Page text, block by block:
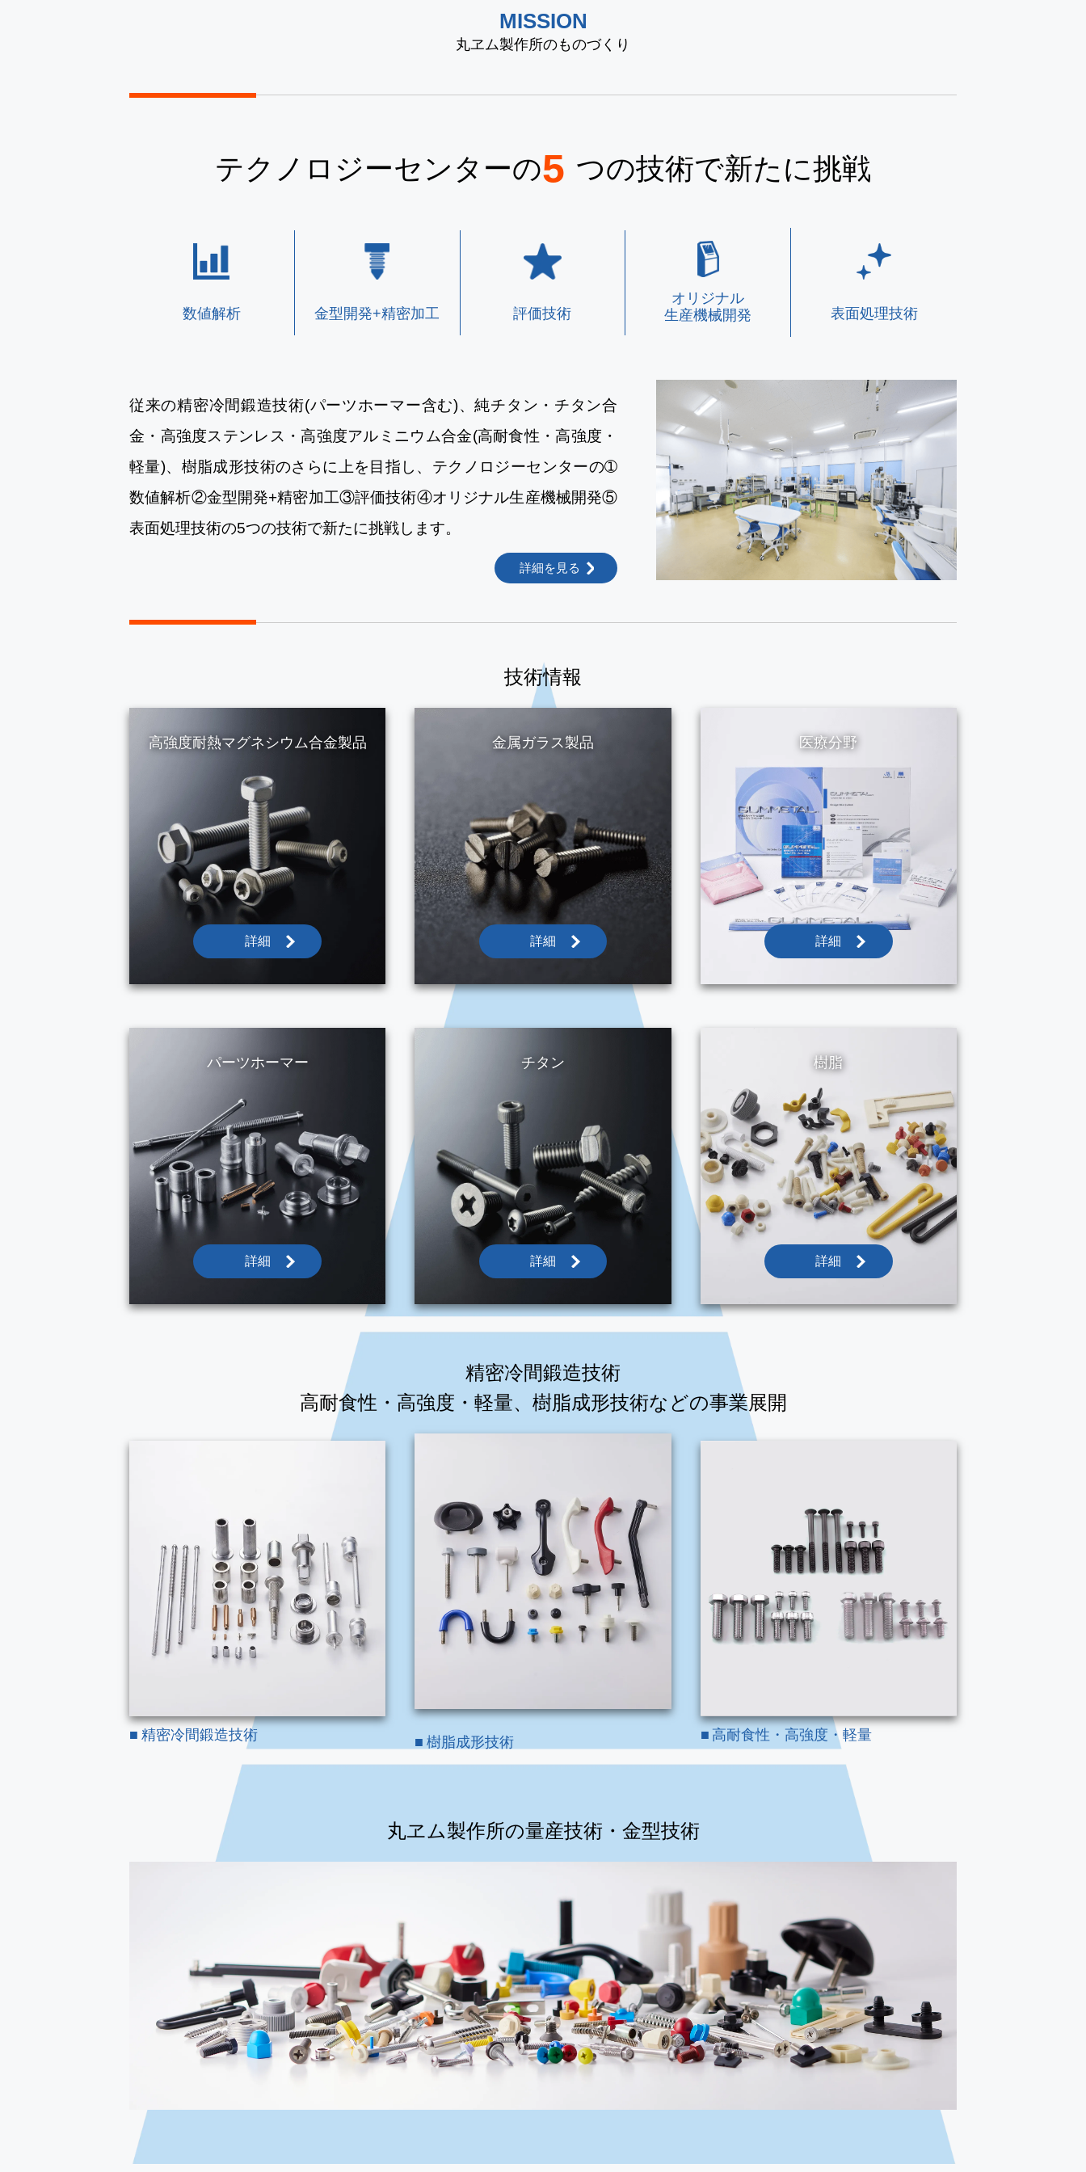
MISSION
丸ヱム製作所のものづくり
テクノロジーセンターの5 つの技術で新たに挑戦
数値解析 金型開発+精密加工 評価技術
オリジナル
生産機械開発
表面処理技術
従来の精密冷間鍛造技術(パーツホーマー含む)、純チタン・チタン合
金・高強度ステンレス・高強度アルミニウム合金(高耐食性・高強度・
軽量)、樹脂成形技術のさらに上を目指し、テクノロジーセンターの➀
数値解析②金型開発+精密加工③評価技術④オリジナル生産機械開発⑤
表面処理技術の5つの技術で新たに挑戦します。
詳細を見る
技術情報
高強度耐熱マグネシウム合金製品
詳細
金属ガラス製品
詳細
医療分野
詳細
パーツホーマー
詳細
チタン
詳細
樹脂
詳細
精密冷間鍛造技術
高耐食性・高強度・軽量、樹脂成形技術などの事業展開
■ 精密冷間鍛造技術 ■ 樹脂成形技術 ■ 高耐食性・高強度・軽量
丸ヱム製作所の量産技術・金型技術